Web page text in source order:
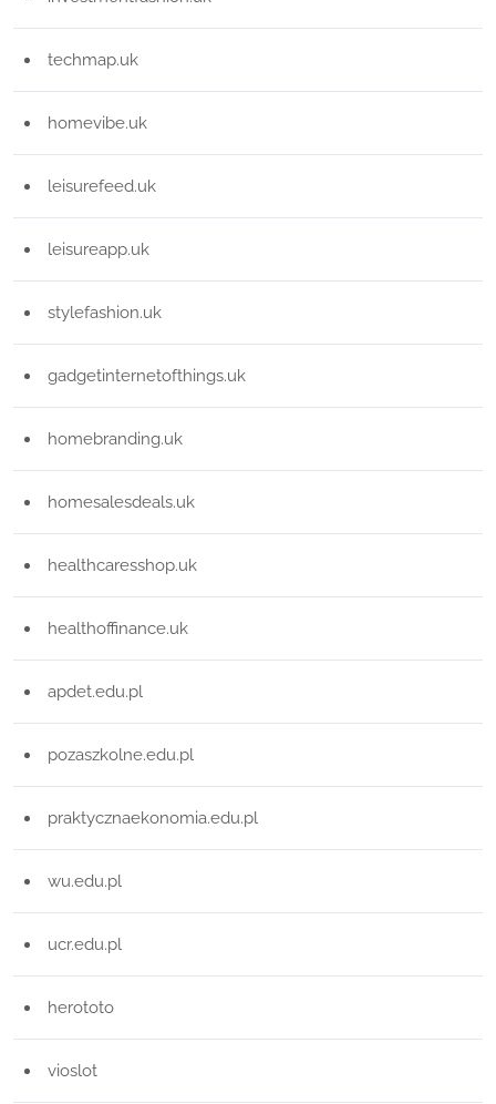
techmap.uk
homevibe.uk
leisurefeed.uk
leisureapp.uk
stylefashion.uk
gadgetinternetofthings.uk
homebranding.uk
homesalesdeals.uk
healthcaresshop.uk
healthoffinance.uk
apdet.edu.pl
pozaszkolne.edu.pl
praktycznaekonomia.edu.pl
wu.edu.pl
ucr.edu.pl
herototo
vioslot